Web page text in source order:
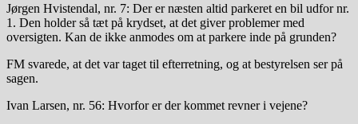
Jørgen Hvistendal, nr. 7: Der er næsten altid parkeret en bil udfor nr.
1. Den holder så tæt på krydset, at det giver problemer med
oversigten. Kan de ikke anmodes om at parkere inde på grunden?
FM svarede, at det var taget til efterretning, og at bestyrelsen ser på
sagen.
Ivan Larsen, nr. 56: Hvorfor er der kommet revner i vejene?